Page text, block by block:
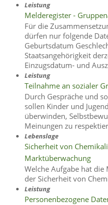
Leistung
Melderegister -
Für die
dürfen nur folgende
Geburtsdatum
Staatsangehörigkeit
Einzugsdatum- und
Leistung
Teilnahme an sozialer
Durch Gespräche und
sollen Kinder und
überwinden,
Meinungen zu
Lebenslage
Sicherheit von
Marktüberwachung
Welche Aufgabe hat
der Sicherheit von
Leistung
Personenbezogene